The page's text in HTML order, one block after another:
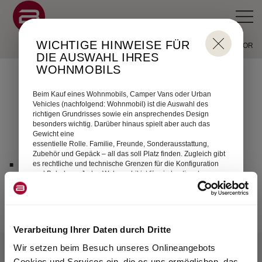
Verarbeitung Ihrer Daten durch Dritte
Wir setzen beim Besuch unseres Onlineangebots
KONFIGURATOR
.
Durch Scrolling wird der Button zum
WICHTIGE HINWEISE FÜR
DIE AUSWAHL IHRES
WOHNMOBILS
Beim Kauf eines Wohnmobils, Camper Vans oder Urban
Vehicles (nachfolgend: Wohnmobil) ist die Auswahl des
richtigen Grundrisses sowie ein ansprechendes Design
besonders wichtig. Darüber hinaus spielt aber auch das
Gewicht eine
essentielle Rolle. Familie, Freunde, Sonderausstattung,
Zubehör und Gepäck – all das soll Platz finden. Zugleich gibt
es rechtliche und technische Grenzen für die Konfiguration
und Beladung. Jedes Wohnmobil ist für ein bestimmtes
Gewicht ausgelegt, das im Fahrbetrieb nicht überschritten
werden darf. Für Wohnmobilkäufer stellt sich damit die Frage:
Maximalgewicht überschreitet? Um Ihnen diese Entscheidung
zu erleichtern, geben wir Ihnen nachfolgend einige Hinweise
an die Hand, die für die Auswahl Ihres Fahrzeugs aus